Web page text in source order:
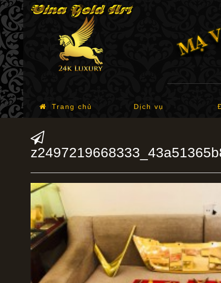
Trang chủ Dịch vụ